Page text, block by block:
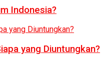
Indonesia?
yang Diuntungkan?